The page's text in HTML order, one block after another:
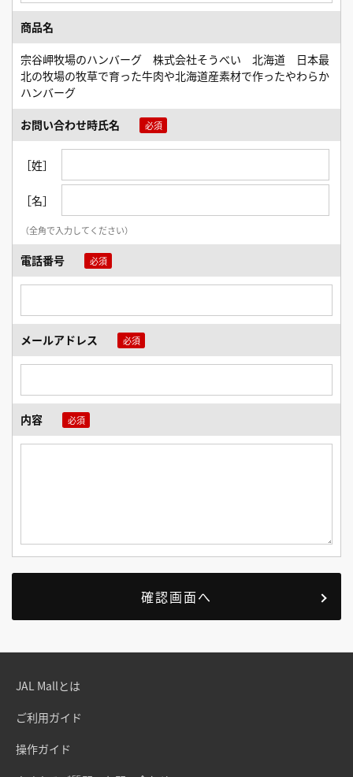
商品名
宗谷岬牧場のハンバーグ 株式会社そうべい 北海道 日本最
北の牧場の牧草で育った牛肉や北海道産素材で作ったやわらか
ハンバーグ
お問い合わせ時氏名
［姓］
［名］
（全角で入力してください）
電話番号
メールアドレス
内容
JAL Mallとは
ご利用ガイド
操作ガイド